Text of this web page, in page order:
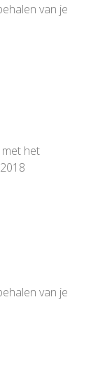
van je
het
van je